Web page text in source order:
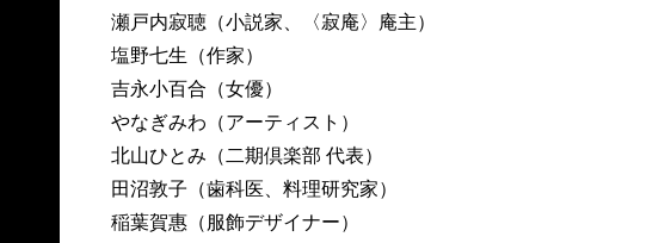
瀬戸内寂聴（小説家、〈寂庵〉庵主）
塩野七生（作家）
吉永小百合（女優）
やなぎみわ（アーティスト）
北山ひとみ（二期倶楽部 代表）
田沼敦子（歯科医、料理研究家）
稲葉賀惠（服飾デザイナー）